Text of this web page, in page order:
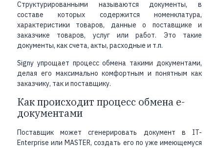
Структурированными называются документы, в
составе которых содержится номенклатура,
характеристики товаров, данные о поставщике и
заказчике товаров, услуг или работ. Это такие
документы, как счета, акты, расходные и т.п.
Signy упрощает процесс обмена такими документами,
делая его максимально комфортным и понятным как
заказчику, так и поставщику.
Как происходит процесс обмена е-
документами
Поставщик может сгенерировать документ в IT-
Enterprise или MASTER, создать его по уже имеющемуся